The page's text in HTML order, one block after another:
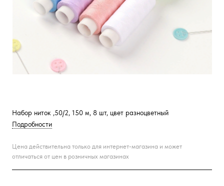
Набор ниток ,50/2, 150 м, 8 шт, цвет разноцветный
Подробности
Цена действительна только для интернет-магазина и может
отличаться от цен в розничных магазинах